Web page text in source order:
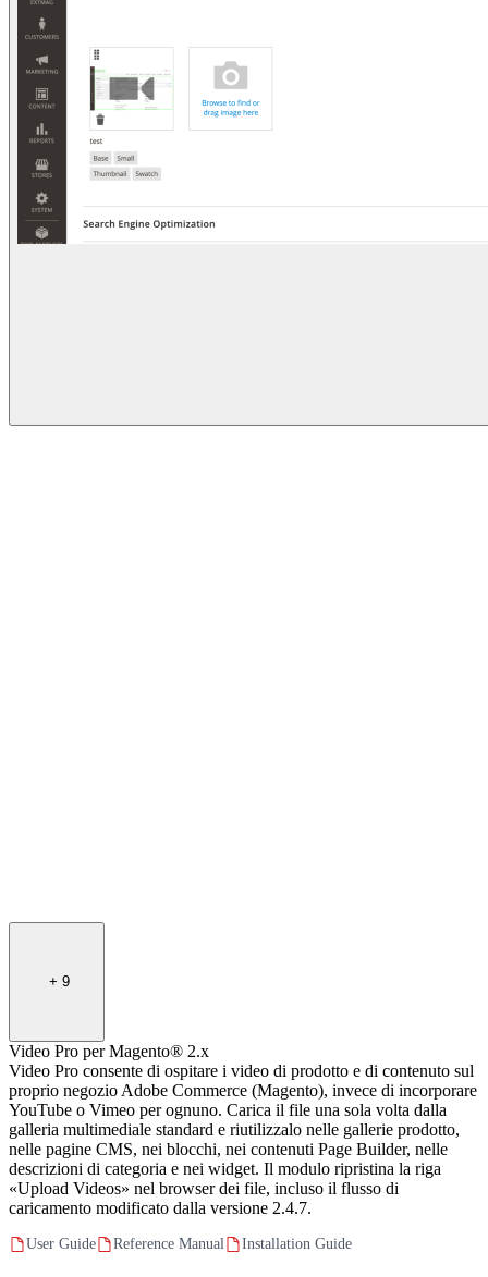
+ 9
Video Pro per Magento® 2.x
Video Pro consente di ospitare i video di prodotto e di contenuto sul
proprio negozio Adobe Commerce (Magento), invece di incorporare
YouTube o Vimeo per ognuno. Carica il file una sola volta dalla
galleria multimediale standard e riutilizzalo nelle gallerie prodotto,
nelle pagine CMS, nei blocchi, nei contenuti Page Builder, nelle
descrizioni di categoria e nei widget. Il modulo ripristina la riga
«Upload Videos» nel browser dei file, incluso il flusso di
caricamento modificato dalla versione 2.4.7.
User Guide Reference Manual Installation Guide